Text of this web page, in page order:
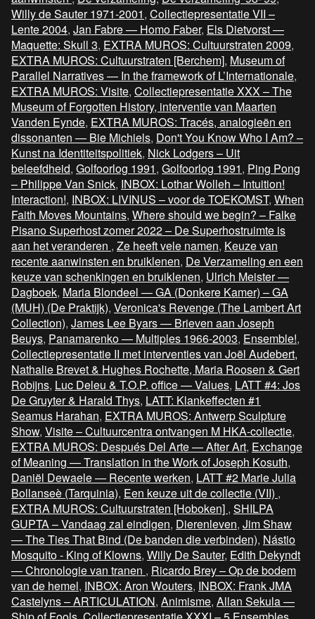
Willy de Sauter 1971-2001, Collectiepresentatie VII –
Lente 2004, Jan Fabre — Homo Faber, Els Dietvorst —
Maquette: Skull 3, EXTRA MUROS: Cultuurstraten 2009,
EXTRA MUROS: Cultuurstraten [Berchem], Museum of
Parallel Narratives — In the framework of L’Internationale,
EXTRA MUROS: Visite, Collectiepresentatie XXX – The
Museum of Forgotten History, interventie van Maarten
Vanden Eynde, EXTRA MUROS: Tracés, analogieën en
dissonanten — Bie Michiels, Don't You Know Who I Am? –
Kunst na Identiteitspolitiek, Nick Lodgers – Uit
beleefdheid, Golfoorlog 1991, Golfoorlog 1991, Ping Pong
– Philippe Van Snick, INBOX: Lothar Wolleh – Intuition!
Interaction!, INBOX: LIVINUS – voor de TOEKOMST, When
Faith Moves Mountains, Where should we begin? – Falke
Pisano Superhost zomer 2022 – De Superhostruimte is
aan het veranderen , Ze heeft vele namen, Keuze van
recente aanwinsten en bruiklenen, De Verzameling en een
keuze van schenkingen en bruiklenen, Ulrich Meister —
Dagboek, Maria Blondeel — GA (Donkere Kamer) – GA
(MUH) (De Praktijk), Veronica's Revenge (The Lambert Art
Collection), James Lee Byars — Brieven aan Joseph
Beuys, Panamarenko — Multiples 1966-2003, Ensemble!,
Collectiepresentatie II met interventies van Joël Audebert,
Nathalie Brevet & Hughes Rochette, Maria Roosen & Gert
Robijns, Luc Deleu & T.O.P. office — Values, LATT #4: Jos
De Gruyter & Harald Thys, LATT: Klankeffecten #1
Seamus Harahan, EXTRA MUROS: Antwerp Sculpture
Show, Visite – Cultuurcentra ontvangen M HKA-collectie,
EXTRA MUROS: Después Del Arte — After Art, Exchange
of Meaning — Translation in the Work of Joseph Kosuth,
Daniël Dewaele — Recente werken, LATT #2 Marie Julia
Bollanseè (Tarquinia), Een keuze uit de collectie (VII) ,
EXTRA MUROS: Cultuurstraten [Hoboken] , SHILPA
GUPTA – Vandaag zal eindigen, Dierenleven, Jim Shaw
— The Ties That Bind (De banden die verbinden), Nástio
Mosquito - King of Klowns, Willy De Sauter, Edith Dekyndt
— Chronologie van tranen , Ricardo Brey – Op de bodem
van de hemel, INBOX: Aron Wouters, INBOX: Frank JMA
Castelyns – ARTICULATION, Animisme, Allan Sekula —